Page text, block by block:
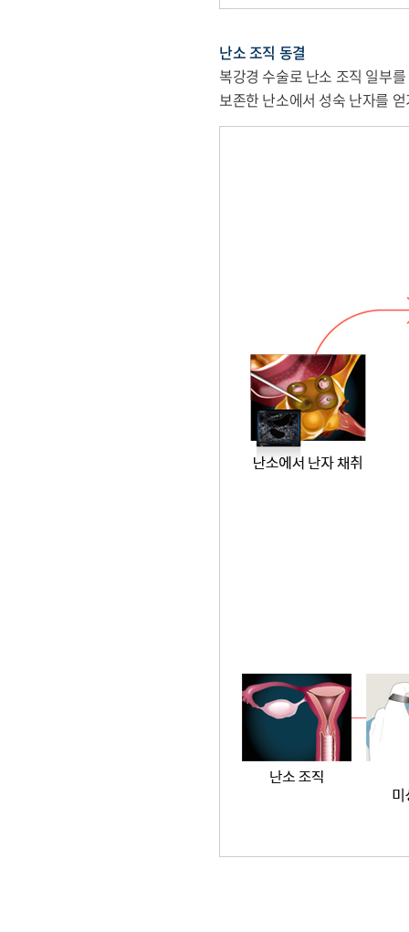
난소 조직 동결
복강경 수술로 난소 조직 일부
보존한 난소에서 성숙 난자를